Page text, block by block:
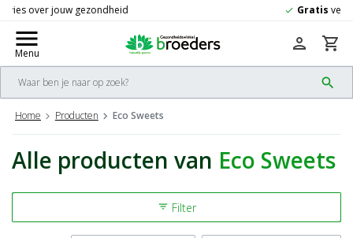
check Gratis
menu
Menu
search
person shopping_cart
Home Producten Eco Sweets
Alle producten van Eco Sweets
filter_list Filter